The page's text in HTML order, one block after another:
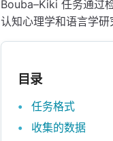
Bouba–Kiki 任务通过
认知心理学和语言学研
目录
任务格式
收集的数据